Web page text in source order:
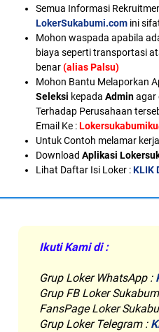
Semua Informasi
LokerSukabumi.com ini
Mohon waspada apabila
biaya seperti transportasi
benar(alias Palsu)
Mohon Bantu Melaporkan
Seleksi kepada Adminagar
Terhadap Perusahaan
Email Ke :
Untuk Contoh melamar
Download Aplikasi
Lihat Daftar Isi Loker :KLIK
Ikuti Kami di :
Grup Loker WhatsApp :
Grup FB Loker
FansPage Loker
Grup Loker Telegram :